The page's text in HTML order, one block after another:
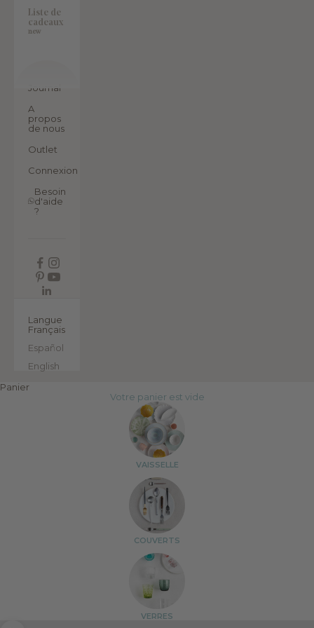
Liste de
cadeaux
new
Journal
A
propos
de nous
Outlet
Connexion
Besoin
d'aide
?
Langue
Français
Español
English
Panier
Votre panier est vide
VAISSELLE
COUVERTS
VERRES